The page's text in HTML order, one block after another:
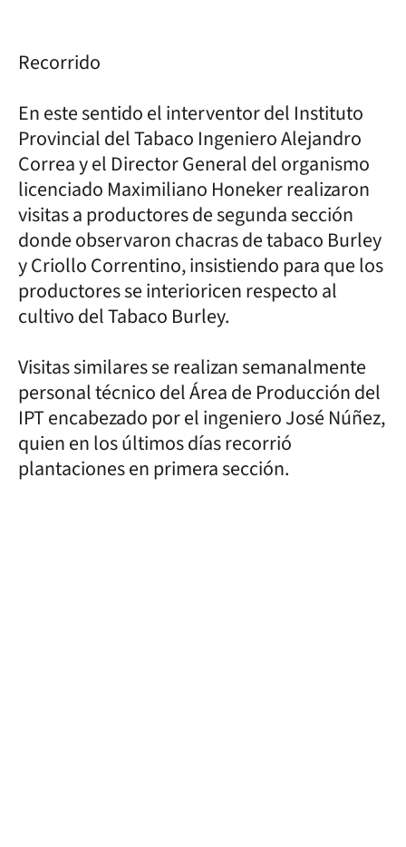
Recorrido
En este sentido el interventor del Instituto
Provincial del Tabaco Ingeniero Alejandro
Correa y el Director General del organismo
licenciado Maximiliano Honeker realizaron
visitas a productores de segunda sección
donde observaron chacras de tabaco Burley
y Criollo Correntino, insistiendo para que los
productores se interioricen respecto al
cultivo del Tabaco Burley.
Visitas similares se realizan semanalmente
personal técnico del Área de Producción del
IPT encabezado por el ingeniero José Núñez,
quien en los últimos días recorrió
plantaciones en primera sección.